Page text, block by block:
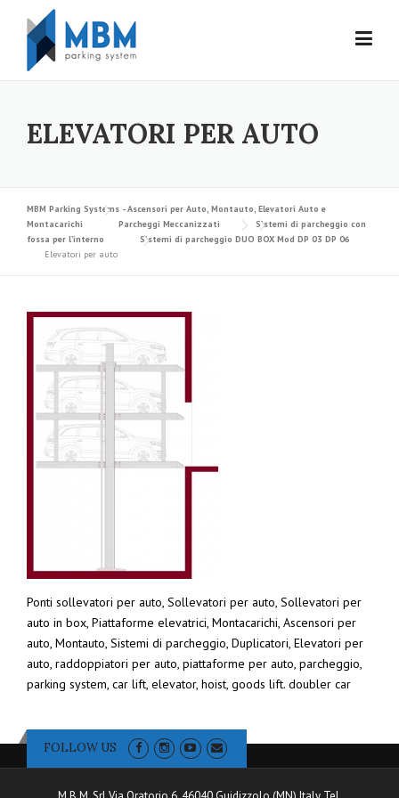
Skip to content
ELEVATORI PER AUTO
MBM Parking Systems - Ascensori per Auto, Montauto, Elevatori Auto e
Montacarichi
Parcheggi Meccanizzati
Sistemi di parcheggio con
fossa per l’interno
Sistemi di parcheggio DUO BOX Mod DP 03 DP 06
Elevatori per auto
Ponti sollevatori per auto, Sollevatori per auto, Sollevatori per
auto in box, Piattaforme elevatrici, Montacarichi, Ascensori per
auto, Montauto, Sistemi di parcheggio, Duplicatori, Elevatori per
auto, raddoppiatori per auto, piattaforme per auto, parcheggio,
parking system, car lift, elevator, hoist, goods lift. doubler car
FOLLOW US